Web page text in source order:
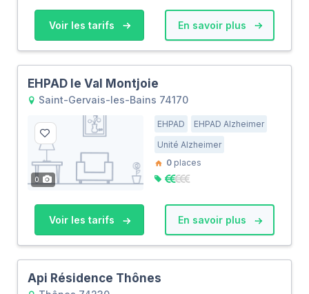
Voir les tarifs En savoir plus
EHPAD le Val Montjoie
Saint-Gervais-les-Bains 74170
0
EHPAD
EHPAD Alzheimer
Unité Alzheimer
0 places
Voir les tarifs En savoir plus
Api Résidence Thônes